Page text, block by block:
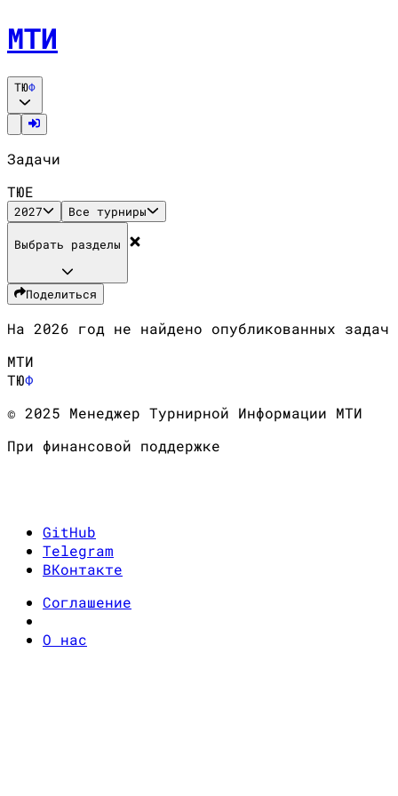
МТИ
ТЮФ
Задачи
ТЮЕ
2027 Все турниры
Выбрать разделы
Поделиться
Условие задания
На 2026 год не найдено опубликованных задач
МТИ
ТЮФ
© 2025 Менеджер Турнирной Информации МТИ
При финансовой поддержке
GitHub
Telegram
ВКонтакте
Соглашение
О нас